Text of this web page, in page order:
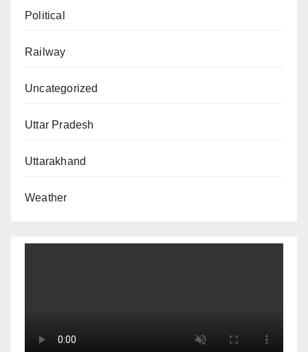
Political
Railway
Uncategorized
Uttar Pradesh
Uttarakhand
Weather